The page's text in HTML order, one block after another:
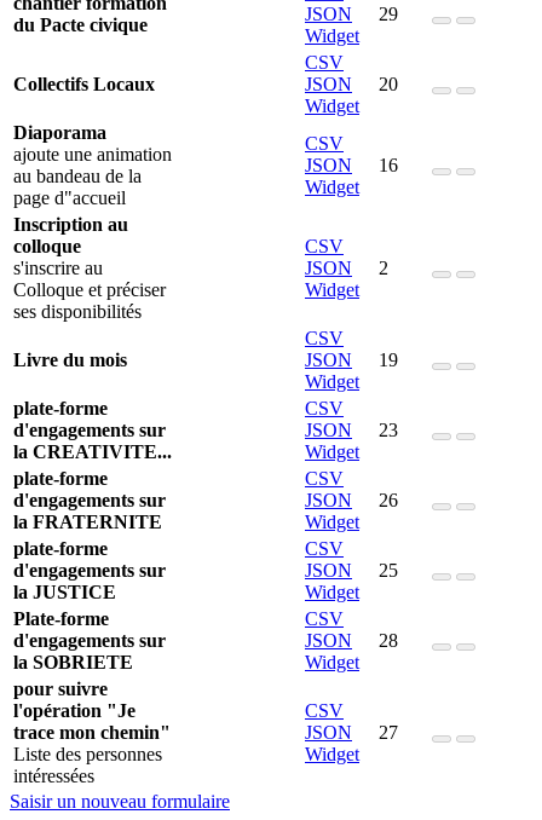
du Pacte civique
JSON
Widget
29
Collectifs Locaux
CSV
JSON
Widget
20
Diaporama
ajoute une animation
au bandeau de la
page d"accueil
CSV
JSON
Widget
16
Inscription au
colloque
s'inscrire au
Colloque et préciser
ses disponibilités
CSV
JSON
Widget
2
Livre du mois
CSV
JSON
Widget
19
plate-forme
d'engagements sur
la CREATIVITE...
CSV
JSON
Widget
23
plate-forme
d'engagements sur
la FRATERNITE
CSV
JSON
Widget
26
plate-forme
d'engagements sur
la JUSTICE
CSV
JSON
Widget
25
Plate-forme
d'engagements sur
la SOBRIETE
CSV
JSON
Widget
28
pour suivre
l'opération "Je
trace mon chemin"
Liste des personnes
intéressées
CSV
JSON
Widget
27
Saisir un nouveau formulaire